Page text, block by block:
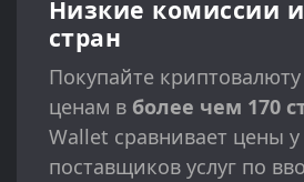
Низкие комиссии
стран
Покупайте
ценам в более чем 170
Wallet сравнивает цены
поставщиков услуг по